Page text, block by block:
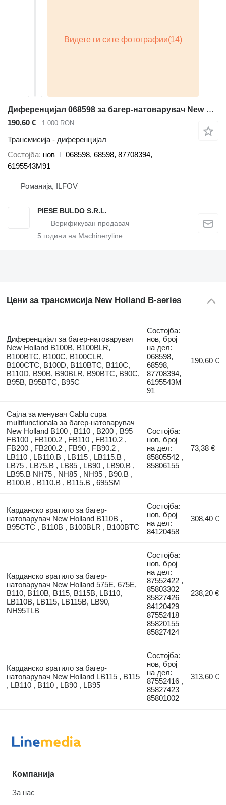
Диференцијал 068598 за багер-натоварувач New Holland B100B, B100BLR, B100BTC, B100C, B100CLR, B100CTC, B100D, B110BTC, B110C, B110D, B90B, B90BLR, B90BTC, B90C, B95B, B95BTC, B95C
190,60 € 1.000 RON
Трансмисија - диференцијал
Состојба нов
068598, 68598, 87708394,
6195543M91
Романија, ILFOV
PIESE BULDO S.R.L.
5 години на Machineryline
Цени за трансмисија New Holland B-series
Диференцијал за багер-натоварувач
New Holland B100B, B100BLR,
B100BTC, B100C, B100CLR,
B100CTC, B100D, B110BTC, B110C,
B110D, B90B, B90BLR, B90BTC, B90C,
B95B, B95BTC, B95C
Состојба:
нов, број
на дел:
068598,
68598,
87708394,
6195543M
91
190,60 €
Сајла за менувач Cablu cupa
multifunctionala за багер-натоварувач
New Holland B100 , B110 , B200 , B95
FB100 , FB100.2 , FB110 , FB110.2 ,
FB200 , FB200.2 , FB90 , FB90.2 ,
LB110 , LB110.B , LB115 , LB115.B ,
LB75 , LB75.B , LB85 , LB90 , LB90.B ,
LB95.B NH75 , NH85 , NH95 , B90.B ,
B100.B , B110.B , B115.B , 695SM
Состојба:
нов, број
на дел:
85805542 ,
85806155
73,38 €
Карданско вратило за багер-
натоварувач New Holland B110B ,
B95CTC , B110B , B100BLR , B100BTC
Состојба:
нов, број
на дел:
84120458
308,40 €
Карданско вратило за багер-
натоварувач New Holland 575E, 675E,
B110, B110B, B115, B115B, LB110,
LB110B, LB115, LB115B, LB90,
NH95TLB
Состојба:
нов, број
на дел:
87552422 ,
85803302
85827426
84120429
87552418
85820155
85827424
238,20 €
Карданско вратило за багер-
натоварувач New Holland LB115 , B115
, LB110 , B110 , LB90 , LB95
Состојба:
нов, број
на дел:
87552416 ,
85827423
85801002
313,60 €
Компанија
За нас